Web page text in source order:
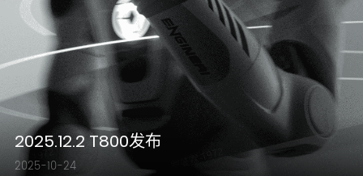
2025.12.2 T800发布
2025-10-24